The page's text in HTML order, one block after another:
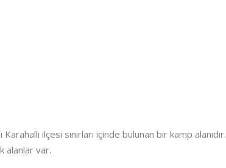
ilçesi sınırları içinde bulunan bir kamp alanıdır.
alanlar var.